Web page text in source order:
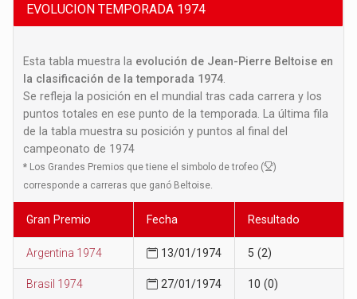
EVOLUCION TEMPORADA 1974
Esta tabla muestra la evolución de Jean-Pierre Beltoise en
la clasificación de la temporada 1974
Se refleja la posición en el mundial tras cada carrera y los
puntos totales en ese punto de la temporada. La última fila
de la tabla muestra su posición y puntos al final del
campeonato de 1974
* Los Grandes Premios que tiene el simbolo de trofeo (
)
corresponde a carreras que ganó Beltoise.
Gran Premio Fecha Resultado
Argentina 1974 13/01/1974 5 (2)
Brasil 1974 27/01/1974 10 (0)